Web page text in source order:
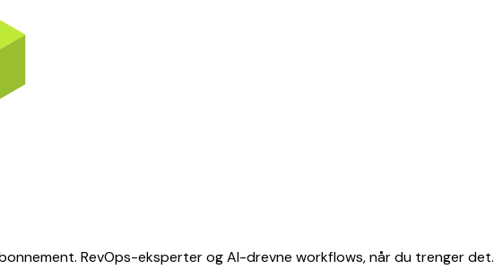
RevOps-eksperter og AI-drevne workflows, når du trenger det.